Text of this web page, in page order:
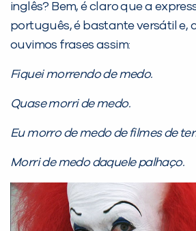
inglês? Bem, é claro que a
português, é bastante versátil e,
ouvimos frases assim:
Fiquei morrendo de medo.
Quase morri de medo.
Eu morro de medo de filmes de
Morri de medo daquele palhaço.
PEÇA UMA DEMONSTRAÇÃO
Desculpe!
inFlux nesta cidade ou
você digitou.